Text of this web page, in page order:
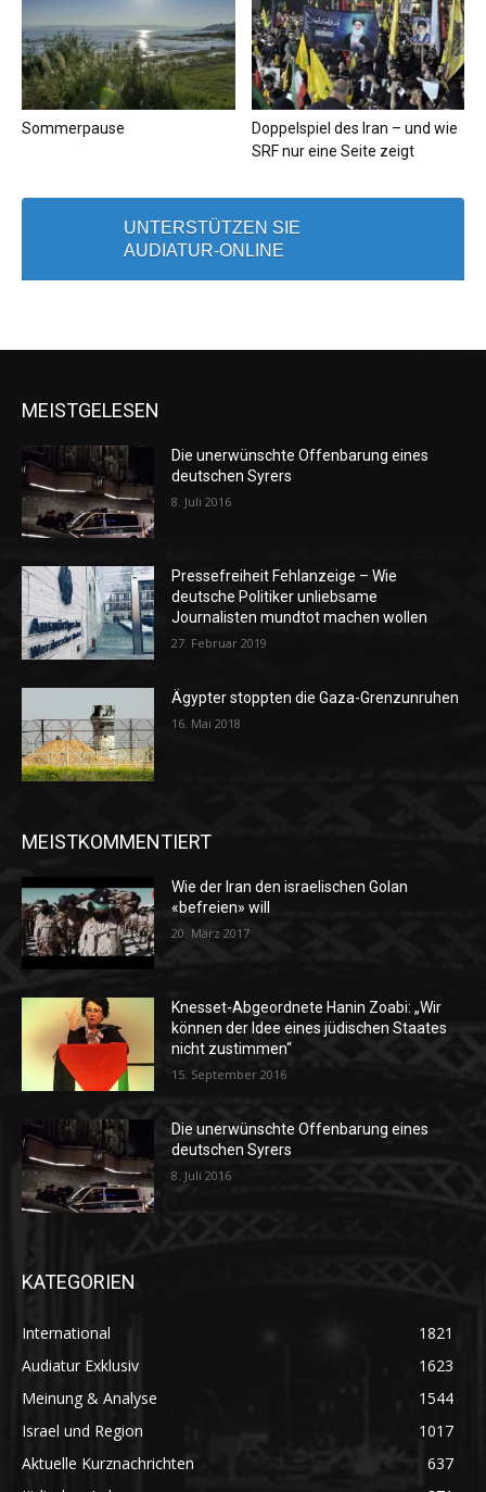
Sommerpause
Doppelspiel des Iran – und wie
SRF nur eine Seite zeigt
UNTERSTÜTZEN SIE
AUDIATUR-ONLINE
MEISTGELESEN
Die unerwünschte Offenbarung eines
deutschen Syrers
8. Juli 2016
Pressefreiheit Fehlanzeige – Wie
deutsche Politiker unliebsame
Journalisten mundtot machen wollen
27. Februar 2019
Ägypter stoppten die Gaza-Grenzunruhen
16. Mai 2018
MEISTKOMMENTIERT
Wie der Iran den israelischen Golan
«befreien» will
20. März 2017
Knesset-Abgeordnete Hanin Zoabi: „Wir
können der Idee eines jüdischen Staates
nicht zustimmen“
15. September 2016
Die unerwünschte Offenbarung eines
deutschen Syrers
8. Juli 2016
KATEGORIEN
International
1821
Audiatur Exklusiv
1623
Meinung & Analyse
1544
Israel und Region
1017
Aktuelle Kurznachrichten
637